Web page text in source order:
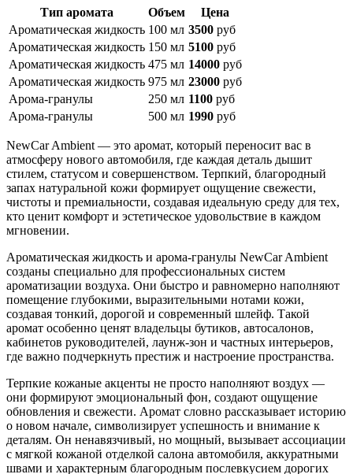
Тип аромата Объем
Цена
Ароматическая жидкость 100 мл 3500 руб
Ароматическая жидкость 150 мл 5100 руб
Ароматическая жидкость 475 мл 14000 руб
Ароматическая жидкость 975 мл 23000 руб
Арома-гранулы
250 мл 1100 руб
Арома-гранулы
500 мл 1990 руб
NewCar Ambient — это аромат, который переносит вас в
атмосферу нового автомобиля, где каждая деталь дышит
стилем, статусом и совершенством. Терпкий, благородный
запах натуральной кожи формирует ощущение свежести,
чистоты и премиальности, создавая идеальную среду для тех,
кто ценит комфорт и эстетическое удовольствие в каждом
мгновении.
Ароматическая жидкость и арома-гранулы NewCar Ambient
созданы специально для профессиональных систем
ароматизации воздуха. Они быстро и равномерно наполняют
помещение глубокими, выразительными нотами кожи,
создавая тонкий, дорогой и современный шлейф. Такой
аромат особенно ценят владельцы бутиков, автосалонов,
кабинетов руководителей, лаунж-зон и частных интерьеров,
где важно подчеркнуть престиж и настроение пространства.
Терпкие кожаные акценты не просто наполняют воздух —
они формируют эмоциональный фон, создают ощущение
обновления и свежести. Аромат словно рассказывает историю
о новом начале, символизирует успешность и внимание к
деталям. Он ненавязчивый, но мощный, вызывает ассоциации
с мягкой кожаной отделкой салона автомобиля, аккуратными
швами и характерным благородным послевкусием дорогих